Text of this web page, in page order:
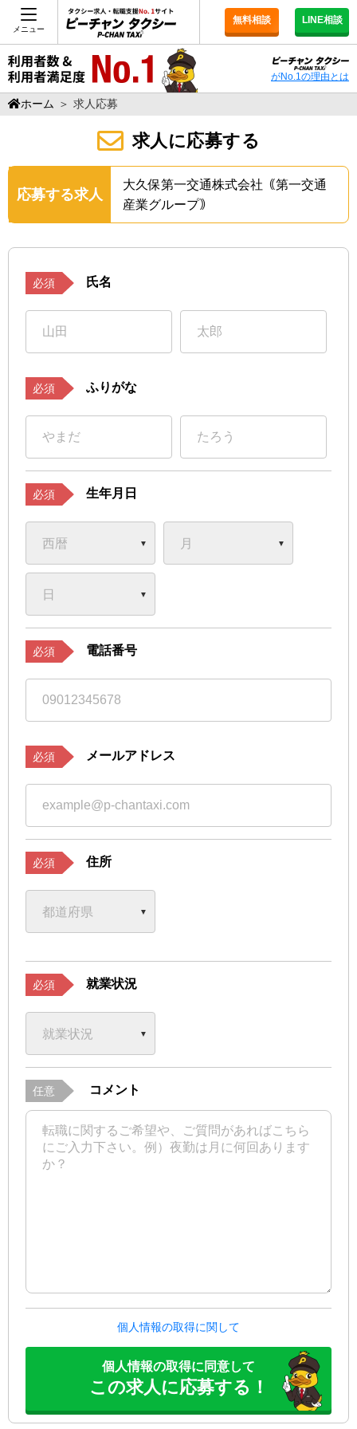
メニュー
無料相談 LINE相談
がNo.1の理由とは
ホーム ＞ 求人応募
求人に応募する
応募する求人
大久保第一交通株式会社｟第一交通
産業グループ｠
必須 氏名
必須 ふりがな
必須 生年月日
必須 電話番号
必須 メールアドレス
必須 住所
必須 就業状況
任意 コメント
個人情報の取得に関して
個人情報の取得に同意して
この求人に応募する！